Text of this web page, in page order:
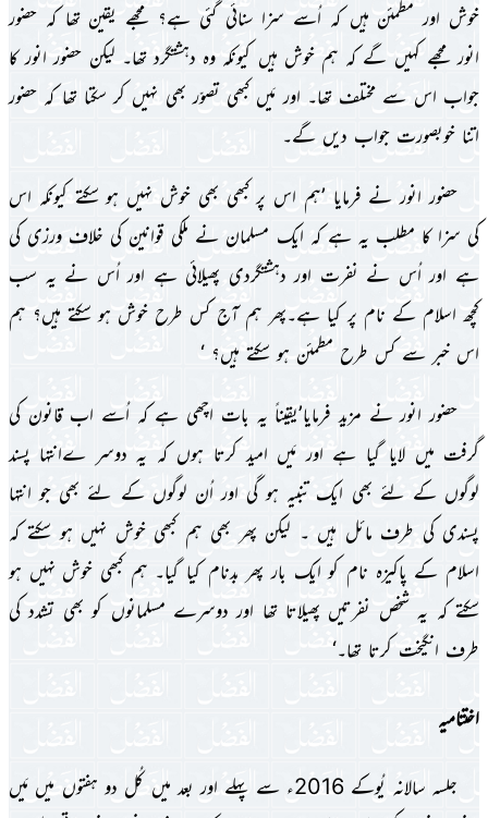
خوش اور مطمئن ہىں کہ اُسے سزا سنائى گئى ہے؟ مجھے ىقىن تھا کہ حضور
انور مجھے کہىں گے کہ ہم خوش ہىں کىونکہ وہ دہشتگرد تھا۔ لىکن حضور انور کا
جواب اس سے مختلف تھا۔ اور مَىں کبھى تصوّر بھى نہىں کر سکتا تھا کہ حضور
اتنا خوبصورت جواب دىں گے۔
حضور انور نے فرماىا ’ہم اس پر کبھى بھى خوش نہىں ہو سکتے کىونکہ اس
کى سزا کا مطلب ىہ ہے کہ اىک مسلمان نے ملکى قوانىن کى خلاف ورزى کى
ہے اور اُس نے نفرت اور دہشتگردى پھىلائى ہے اور اُس نے ىہ سب
کچھ اسلام کے نام پر کىا ہے۔پھر ہم آج کس طرح خوش ہو سکتے ہىں؟ ہم
اس خبر سے کس طرح مطمئن ہو سکتے ہىں؟ ‘
حضور انور نے مزىد فرماىا’ىقىناً ىہ بات اچھى ہے کہ اُسے اب قانون کى
گرفت مىں لاىا گىا ہے اور مَىں امىد کرتا ہوں کہ ىہ دوسر ےانتہا پسند
لوگوں کے لئے بھى اىک تنبىہ ہو گى اور اُن لوگوں کے لئے بھى جو انتہا
پسندى کى طرف مائل ہىں ۔ لىکن پھر بھى ہم کبھى خوش نہىں ہو سکتے کہ
اسلام کے پاکىزہ نام کو اىک بار پھر بدنام کىا گىا۔ ہم کبھى خوش نہىں ہو
سکتے کہ ىہ شخص نفرتىں پھىلاتا تھا اور دوسرے مسلمانوں کو بھى تشدد کى
طرف انگىخت کرتا تھا۔‘
اختتامىہ
جلسہ سالانہ ىُوکے 2016ء سے پہلے اور بعد مىں کُل دو ہفتوں مىں مَىں